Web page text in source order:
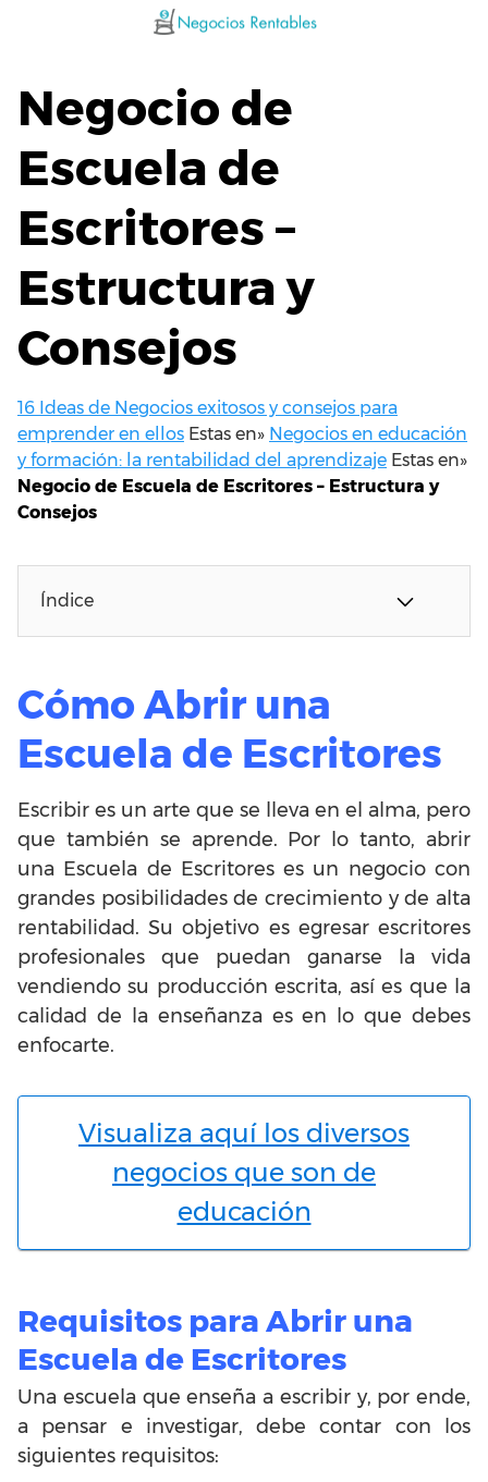
Negocio de
Escuela de
Escritores –
Estructura y
Consejos
16 Ideas de Negocios exitosos y consejos para
emprender en ellos Estas en» Negocios en educación
y formación: la rentabilidad del aprendizaje Estas en»
Negocio de Escuela de Escritores – Estructura y
Consejos
Índice
Cómo Abrir una
Escuela de Escritores
Escribir es un arte que se lleva en el alma, pero
que también se aprende. Por lo tanto, abrir
una Escuela de Escritores es un negocio con
grandes posibilidades de crecimiento y de alta
rentabilidad. Su objetivo es egresar escritores
profesionales que puedan ganarse la vida
vendiendo su producción escrita, así es que la
calidad de la enseñanza es en lo que debes
enfocarte.
Visualiza aquí los diversos
negocios que son de
educación
Requisitos para Abrir una
Escuela de Escritores
Una escuela que enseña a escribir y, por ende,
a pensar e investigar, debe contar con los
siguientes requisitos: